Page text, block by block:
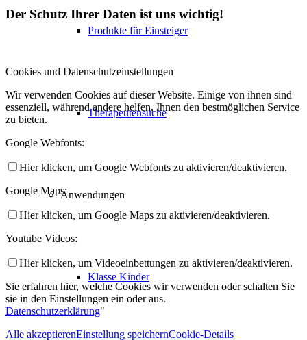
Produkte für Einsteiger
Therapeutensuche
Anwendungen
Klasse Kinder
Der Schutz Ihrer Daten ist uns wichtig!
Cookies und Datenschutzeinstellungen
Wir verwenden Cookies auf dieser Website. Einige von ihnen sind
essenziell, während andere helfen, Ihnen den bestmöglichen Service
zu bieten.
Google Webfonts:
Hier klicken, um Google Webfonts zu aktivieren/deaktivieren.
Google Maps:
Hier klicken, um Google Maps zu aktivieren/deaktivieren.
Youtube Videos:
Hier klicken, um Videoeinbettungen zu aktivieren/deaktivieren.
Sie erfahren hier, welche Cookies wir verwenden oder schalten Sie
sie in den Einstellungen ein oder aus.
Datenschutzerklärung"
Alle akzeptierenEinstellung speichernCookie-Details